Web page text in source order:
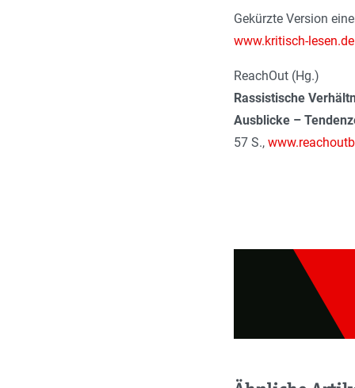
Gekürzte Version
www.kritisch-lesen.de
ReachOut (Hg.)
Rassistische
Ausblicke –
57 S.,